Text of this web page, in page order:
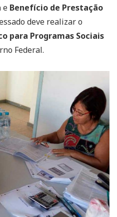
e Benefício de Prestação
deve realizar o
para Programas Sociais
Federal.